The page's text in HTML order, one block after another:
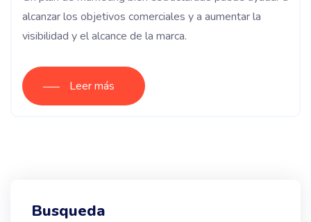
alcanzar los objetivos comerciales y a aumentar la
visibilidad y el alcance de la marca.
Leer más
Busqueda